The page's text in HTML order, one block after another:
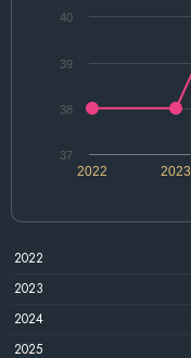
2022 2023
37
38
39
40
2022
2023
2024
2025